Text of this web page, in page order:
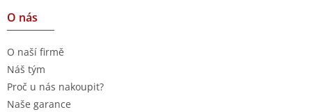
O nás
O naší firmě
Náš tým
Proč u nás nakoupit?
Naše garance